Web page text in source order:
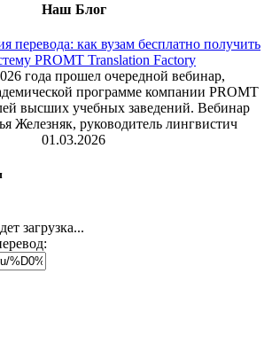
Наш Блог
перевода: как вузам бесплатно получить
PROMT Translation Factory
года прошел очередной вебинар,
программе компании PROMT
высших учебных заведений. Вебинар
Железняк, руководитель лингвистич
01.03.2026
загрузка...